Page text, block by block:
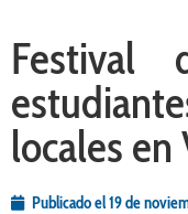
Festival
locales
Publicado el19 de